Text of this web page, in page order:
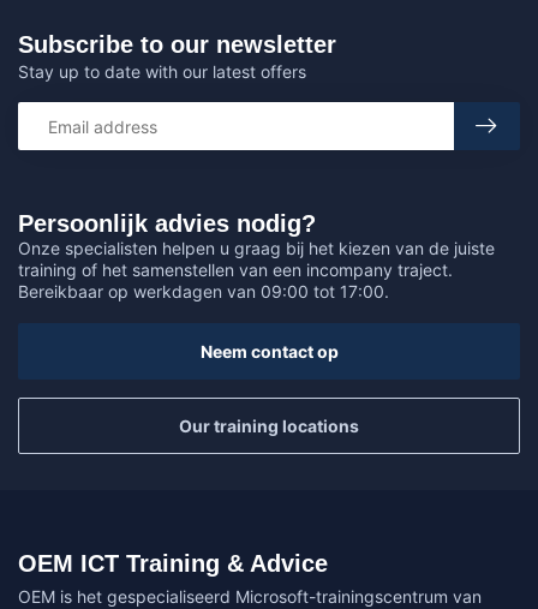
Persoonlijk advies nodig?
Onze specialisten helpen u graag bij het kiezen van de juiste
training of het samenstellen van een incompany traject.
Bereikbaar op werkdagen van 09:00 tot 17:00.
Neem contact op
Our training locations
Subscribe to our newsletter
Stay up to date with our latest offers
OEM ICT Training & Advice
OEM is het gespecialiseerd Microsoft-trainingscentrum van